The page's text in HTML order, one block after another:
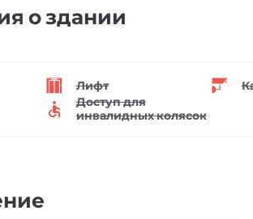
о здании
Лифт
Доступ для
инвалидных колясок